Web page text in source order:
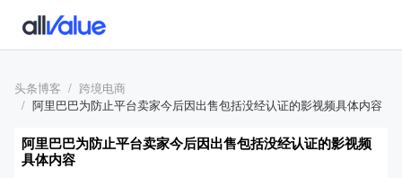
头条博客
跨境电商
阿里巴巴为防止平台卖家今后因出售包括没经认证的影视频具体内容
阿里巴巴为防止平台卖家今后因出售包括没经认证的影视频
具体内容